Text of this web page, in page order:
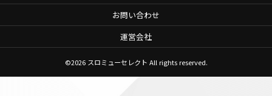
お問い合わせ
運営会社
©2026 スロミューセレクト All rights reserved.